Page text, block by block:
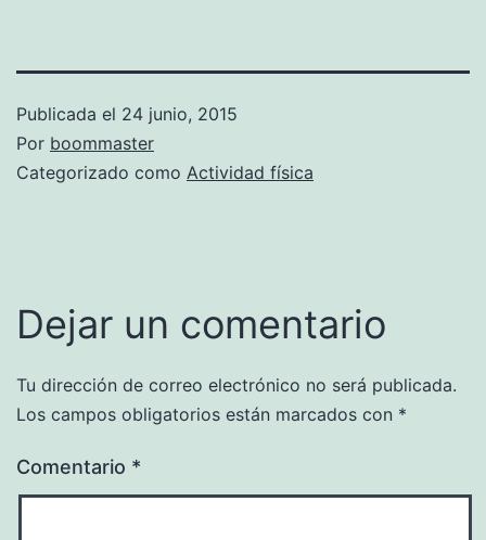
Publicada el 24 junio, 2015
Por boommaster
Categorizado como Actividad física
Dejar un comentario
Tu dirección de correo electrónico no será publicada.
Los campos obligatorios están marcados con *
Comentario *